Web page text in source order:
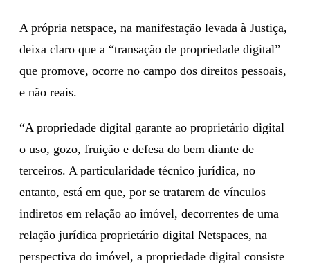
A própria netspace, na manifestação levada à Justiça,
deixa claro que a “transação de propriedade digital”
que promove, ocorre no campo dos direitos pessoais,
e não reais.
“A propriedade digital garante ao proprietário digital
o uso, gozo, fruição e defesa do bem diante de
terceiros. A particularidade técnico jurídica, no
entanto, está em que, por se tratarem de vínculos
indiretos em relação ao imóvel, decorrentes de uma
relação jurídica proprietário digital Netspaces, na
perspectiva do imóvel, a propriedade digital consiste